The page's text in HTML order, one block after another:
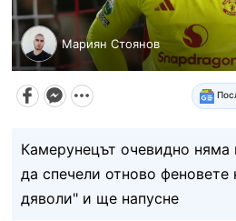
Мариян Стоянов
Камерунецът очевидно няма
да спечели отново феновете
дяволи" и ще напусне